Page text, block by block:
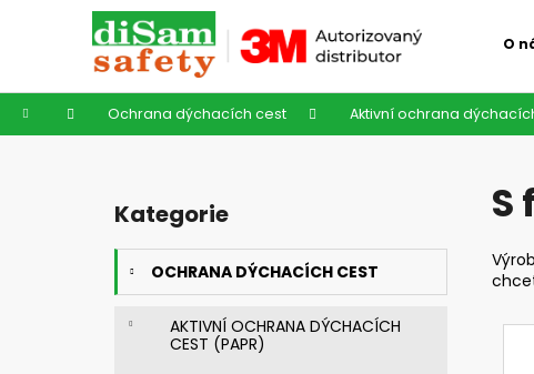
O
Domů Ochrana dýchacích cest Aktivní ochrana
Přeskočit
kategorie
Kategorie
OCHRANA DÝCHACÍCH CEST
AKTIVNÍ OCHRANA DÝCHACÍCH
CEST (PAPR)
S
í
k
Zpět
do
obchodu
Zpět
do
obchodu